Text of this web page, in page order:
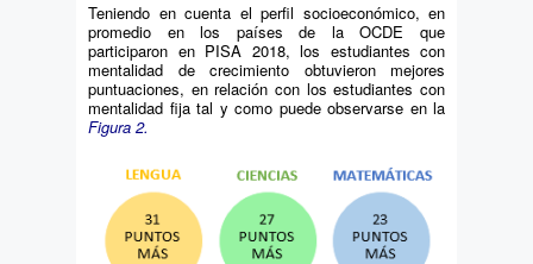
Teniendo en cuenta el perfil socioeconómico, en
promedio en los países de la OCDE que
participaron en PISA 2018, los estudiantes con
mentalidad de crecimiento obtuvieron mejores
puntuaciones, en relación con los estudiantes con
mentalidad fija tal y como puede observarse en la
Figura 2.